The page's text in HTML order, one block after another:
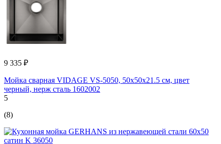
9 335 ₽
Мойка сварная VIDAGE VS-5050, 50x50x21.5 см, цвет
черный, нерж сталь 1602002
5
(8)